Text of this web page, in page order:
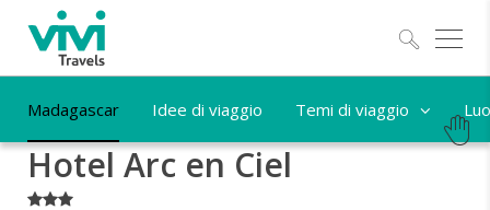
Madagascar Idee di viaggio Temi di viaggio
Hotel Arc en Ciel
***